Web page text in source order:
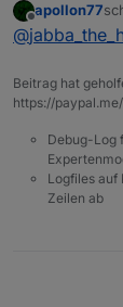
Offline
apollon77
@
Beitrag hat
https://
Debug-Log
Logfiles
Zeilen ab